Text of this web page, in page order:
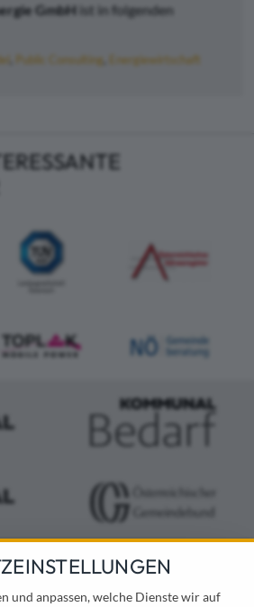
GmbH ist in folgenden
Public Consulting Energiewirtschaft
und anpassen, welche Dienste wir auf